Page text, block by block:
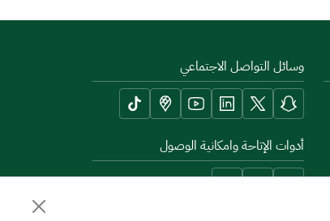
وسائل التواصل الاجتماعي
أدوات الإتاحة وامكانية الوصول